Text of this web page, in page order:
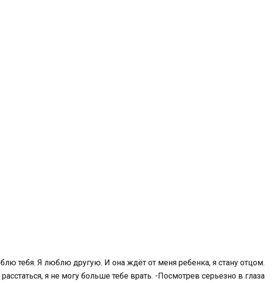
тебя. Я люблю другую. И она ждёт от меня ребенка, я стану отцом.
я не могу больше тебе врать. -Посмотрев серьезно в глаза